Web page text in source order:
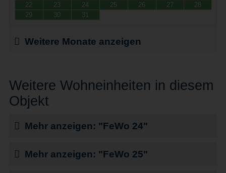
22
23 24 25 26 27
28
29
30 31
Weitere Monate anzeigen
Weitere Wohneinheiten in diesem
Objekt
Mehr anzeigen: "FeWo 24"
Mehr anzeigen: "FeWo 25"